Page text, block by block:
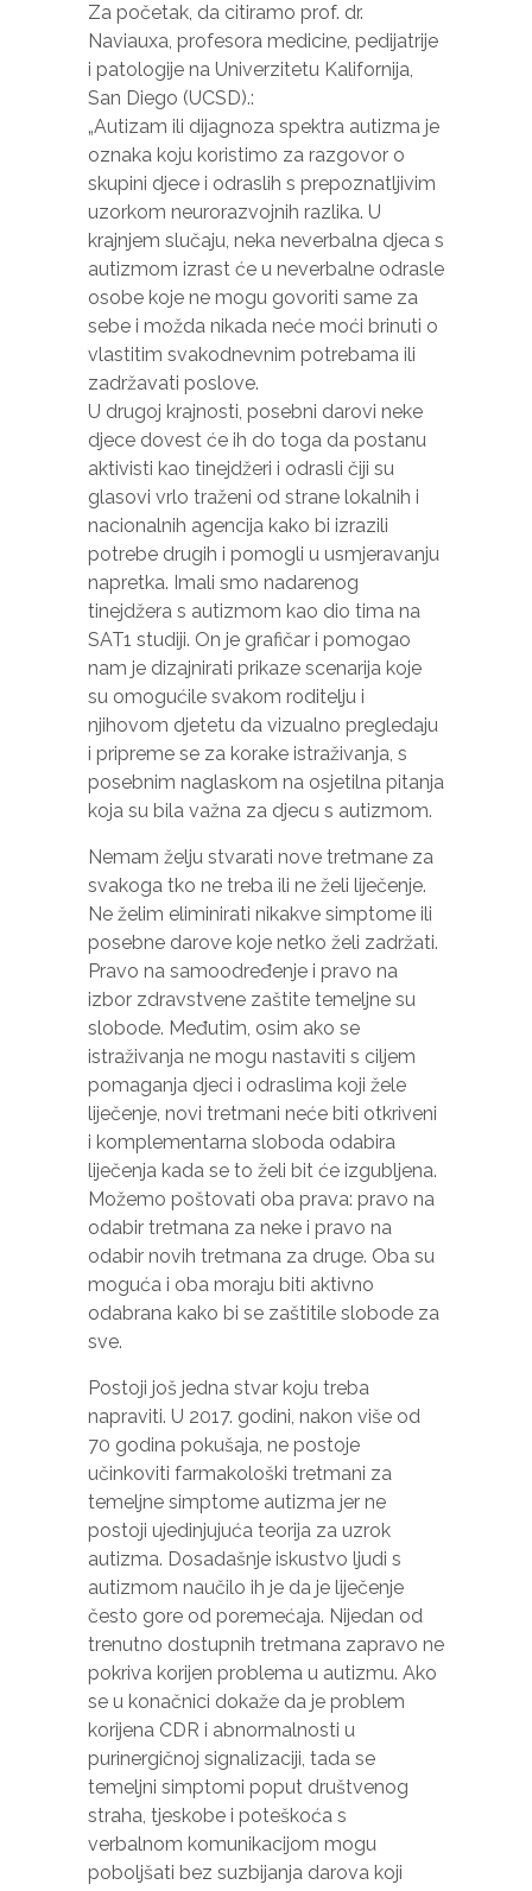
Za početak, da citiramo prof. dr.
Naviauxa, profesora medicine, pedijatrije
i patologije na Univerzitetu Kalifornija,
San Diego (UCSD).:
„Autizam ili dijagnoza spektra autizma je
oznaka koju koristimo za razgovor o
skupini djece i odraslih s prepoznatljivim
uzorkom neurorazvojnih razlika. U
krajnjem slučaju, neka neverbalna djeca s
autizmom izrast će u neverbalne odrasle
osobe koje ne mogu govoriti same za
sebe i možda nikada neće moći brinuti o
vlastitim svakodnevnim potrebama ili
zadržavati poslove.
U drugoj krajnosti, posebni darovi neke
djece dovest će ih do toga da postanu
aktivisti kao tinejdžeri i odrasli čiji su
glasovi vrlo traženi od strane lokalnih i
nacionalnih agencija kako bi izrazili
potrebe drugih i pomogli u usmjeravanju
napretka. Imali smo nadarenog
tinejdžera s autizmom kao dio tima na
SAT1 studiji. On je grafičar i pomogao
nam je dizajnirati prikaze scenarija koje
su omogućile svakom roditelju i
njihovom djetetu da vizualno pregledaju
i pripreme se za korake istraživanja, s
posebnim naglaskom na osjetilna pitanja
koja su bila važna za djecu s autizmom.
Nemam želju stvarati nove tretmane za
svakoga tko ne treba ili ne želi liječenje.
Ne želim eliminirati nikakve simptome ili
posebne darove koje netko želi zadržati.
Pravo na samoodređenje i pravo na
izbor zdravstvene zaštite temeljne su
slobode. Međutim, osim ako se
istraživanja ne mogu nastaviti s ciljem
pomaganja djeci i odraslima koji žele
liječenje, novi tretmani neće biti otkriveni
i komplementarna sloboda odabira
liječenja kada se to želi bit će izgubljena.
Možemo poštovati oba prava: pravo na
odabir tretmana za neke i pravo na
odabir novih tretmana za druge. Oba su
moguća i oba moraju biti aktivno
odabrana kako bi se zaštitile slobode za
sve.
Postoji još jedna stvar koju treba
napraviti. U 2017. godini, nakon više od
70 godina pokušaja, ne postoje
učinkoviti farmakološki tretmani za
temeljne simptome autizma jer ne
postoji ujedinjujuća teorija za uzrok
autizma. Dosadašnje iskustvo ljudi s
autizmom naučilo ih je da je liječenje
često gore od poremećaja. Nijedan od
trenutno dostupnih tretmana zapravo ne
pokriva korijen problema u autizmu. Ako
se u konačnici dokaže da je problem
korijena CDR i abnormalnosti u
purinergičnoj signalizaciji, tada se
temeljni simptomi poput društvenog
straha, tjeskobe i poteškoća s
verbalnom komunikacijom mogu
poboljšati bez suzbijanja darova koji
web stranice,
na osnovu
načina na koji
koristi.
Iskustvo
Kako bi
naša
web
stranica
radila što
bolje
posjete.
Ako
odbijete
kolačiće,
neke
funkcije
će
nestati s
web
stranice.
Marketing
Dijeljenjem
interesovanja i
ponašanja dok
našu stranicu,
povećavate
šanse da
vidite
personalizirani
sadržaj i
ponude.